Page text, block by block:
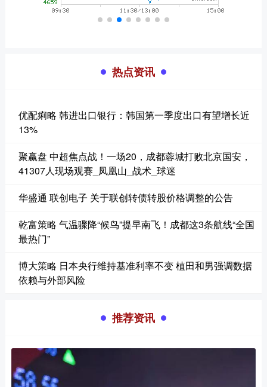
热点资讯
优配痢略 韩进出口银行：韩国第一季度出口有望增长近
13%
聚赢盘 中超焦点战！一场20，成都蓉城打败北京国安，
41307人现场观赛_凤凰山_战术_球迷
华盛通 联创电子 关于联创转债转股价格调整的公告
乾富策略 气温骤降“候鸟”提早南飞！成都这3条航线“全国
最热门”
博大策略 日本央行维持基准利率不变 植田和男强调数据
依赖与外部风险
推荐资讯